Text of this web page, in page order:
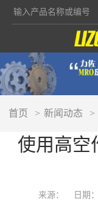
首页 新闻动态
使用高空
来源： 日期